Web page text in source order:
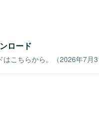
ロード
こちらから。（2026年7月